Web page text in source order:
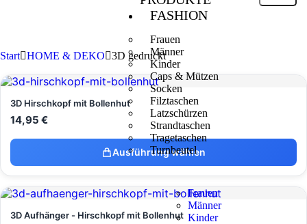
FASHION
Frauen
Männer
Kinder
Caps & Mützen
Socken
Filztaschen
Latzschürzen
Strandtaschen
Tragetaschen
Turnbeutel
Frauen
Männer
Kinder
Start HOME & DEKO 3D gedruckt
3D Hirschkopf mit Bollenhut
14,95 €
Ausführung wählen
3D Aufhänger - Hirschkopf mit Bollenhut